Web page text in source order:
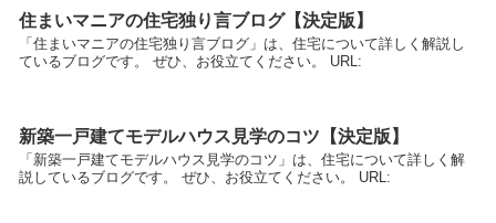
住まいマニアの住宅独り言ブログ【決定版】
「住まいマニアの住宅独り言ブログ」は、住宅について詳しく解説し
ているブログです。 ぜひ、お役立てください。 URL:
新築一戸建てモデルハウス見学のコツ【決定版】
「新築一戸建てモデルハウス見学のコツ」は、住宅について詳しく解
説しているブログです。 ぜひ、お役立てください。 URL: